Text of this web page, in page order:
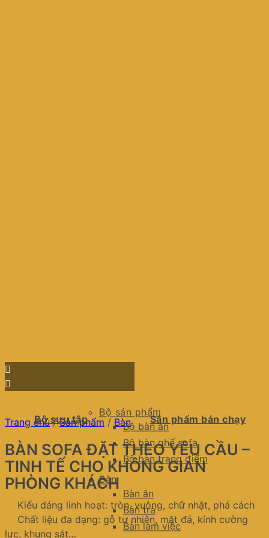
Bộ sản phẩm
Bộ bàn ăn
Bộ bàn ghế sofa
Bộ bàn trang điểm
Bàn
Bàn ăn
Bàn trà
Bàn làm việc
Bộ sưu tập Sản phẩm bán chạy
Trang chủ / Sản phẩm / Bàn
BÀN SOFA ĐẶT THEO YÊU CẦU –
TINH TẾ CHO KHÔNG GIAN
PHÒNG KHÁCH
Kiểu dáng linh hoạt: tròn, vuông, chữ nhật, phá cách
Chất liệu đa dạng: gỗ tự nhiên, mặt đá, kính cường
lực, khung sắt…